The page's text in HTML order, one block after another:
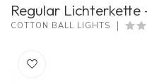
Regular Lichterkette
COTTON BALL LIGHTS